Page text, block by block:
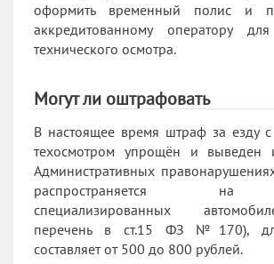
оформить временный полис и
аккредитованному оператору
технического осмотра.
Могут ли оштрафовать
В настоящее время штраф за езду
техосмотром упрощён и выведен
Административных
распространяется на
специализированных
перечень в ст.15 ФЗ №170),
составляет от 500 до 800 рублей.